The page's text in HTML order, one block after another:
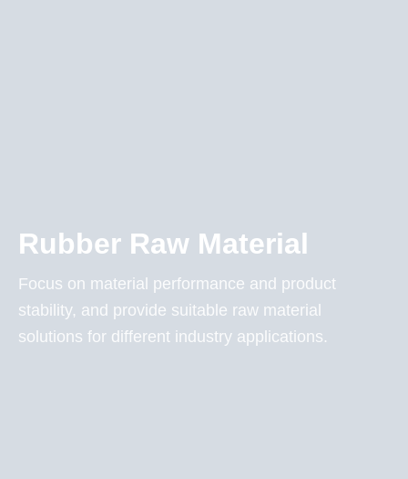
Rubber Raw Material
Focus on material performance and product
stability, and provide suitable raw material
solutions for different industry applications.